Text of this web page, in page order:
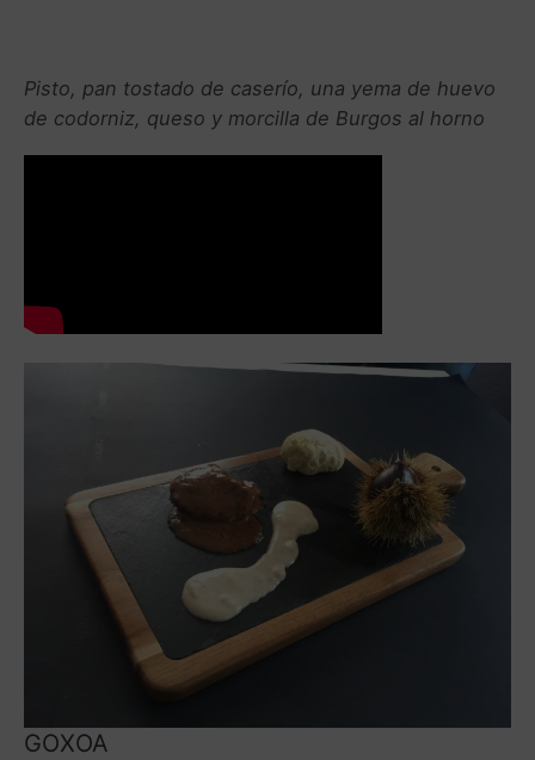
Pisto, pan tostado de caserío, una yema de huevo
de codorniz, queso y morcilla de Burgos al horno
GOXOA